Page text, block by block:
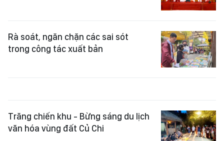
Rà soát, ngăn chặn các sai sót
trong công tác xuất bản
Trăng chiến khu - Bừng sáng du lịch
văn hóa vùng đất Củ Chi